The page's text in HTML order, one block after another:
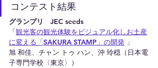
コンテスト結果
グランプリ　JEC seeds
「観光客の観光体験をビジュアル化しお土産
に変える「SAKURA STAMP」の開発 」
旭 和佳、チャン トゥ ハン、沖 玲穏（日本電
子専門学校〈東京〉）